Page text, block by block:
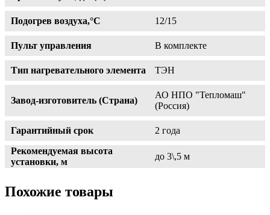
Подогрев воздуха,°С 12/15
Пульт управления В комплекте
Тип нагревательного элемента ТЭН
Завод-изготовитель (Страна)
АО НПО "Тепломаш"
(Россия)
Гарантийный срок
2 года
Рекомендуемая высота
установки, м
до 3\,5 м
Похожие товары